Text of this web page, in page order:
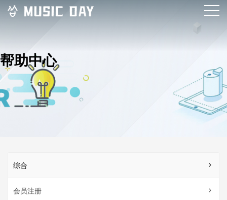
帮助中心
综合
会员注册